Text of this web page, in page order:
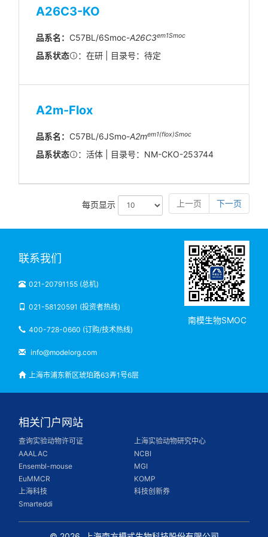
A26C3-KO
品系名： C57BL/6Smoc-A26C3em1Smoc
品系状态 ：在研 | 目录号：待定
A2m-Flox
品系名： C57BL/6JSmo-A2mem1(flox)Smoc
品系状态 ：活体 | 目录号：NM-CKO-253744
每页显示 上一页 下一页
联系我们
021-20791155 (总机)
021-58120591 (投资者热线)
400-728-0660 (订购/技术热线)
info@modelorg.com
上海市浦东新区琥珀路63弄1号6层
南模生物SMOC
相关门户网站
查询实验动物许可证
上海实验动物研究中心
AAALAC
NCBI
Ensembl-mouse
MGI
EuMMCR
KOMP
上海科技
科技创新券
Smarteddi